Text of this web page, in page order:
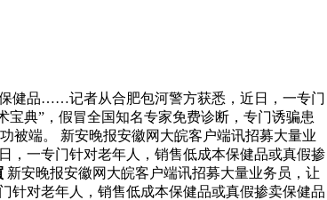
健品……记者从合肥包河警方获悉，近日，一专门
典”，假冒全国知名专家免费诊断，专门诱骗患
被端。 新安晚报安徽网大皖客户端讯招募大量业
一专门针对老年人，销售低成本保健品或真假掺
新安晚报安徽网大皖客户端讯招募大量业务员，让
对老年人，销售低成本保健品或真假掺卖保健品